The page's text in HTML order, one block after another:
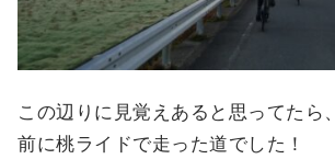
この辺りに見覚えあると思ってたら、
前に桃ライドで走った道でした！